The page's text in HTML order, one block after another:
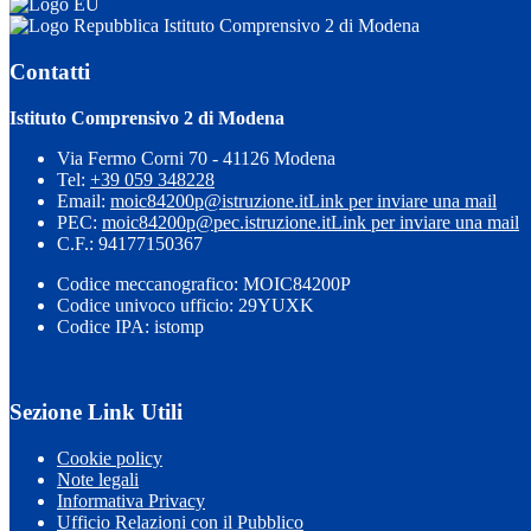
Istituto Comprensivo 2 di Modena
Contatti
Istituto Comprensivo 2 di Modena
Via Fermo Corni 70 - 41126 Modena
Tel: +39 059 348228
Email: moic84200p@istruzione.itLink per inviare una mail
PEC: moic84200p@pec.istruzione.itLink per inviare una mail
C.F.: 94177150367
Codice meccanografico: MOIC84200P
Codice univoco ufficio: 29YUXK
Codice IPA: istomp
Sezione Link Utili
Cookie policy
Note legali
Informativa Privacy
Ufficio Relazioni con il Pubblico